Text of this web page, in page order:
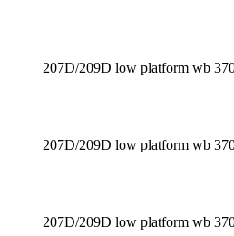
207D/209D low platform wb
207D/209D low platform wb
207D/209D low platform wb